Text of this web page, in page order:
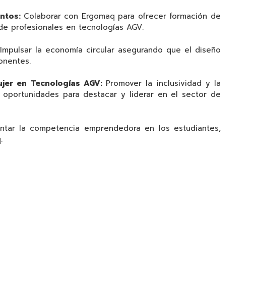
Colaborar con Ergomaq para ofrecer formación de
profesionales en tecnologías AGV.
Impulsar la economía circular asegurando que el diseño
en Tecnologías AGV: Promover la inclusividad y la
para destacar y liderar en el sector de
la competencia emprendedora en los estudiantes,